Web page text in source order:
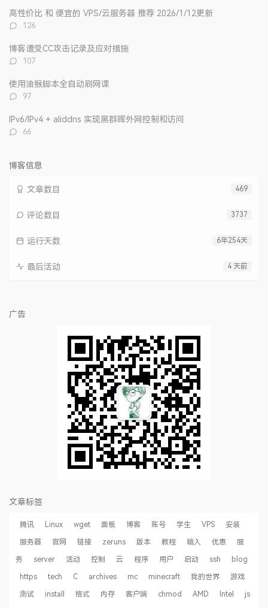
数：
高性价比 和 便宜的 VPS/云服务器 推荐 2026/1/12更新
评
数：
126
博客遭受CC攻击记录及应对措施
评
数：
107
使用油猴脚本全自动刷网课
评
数：
97
IPv6/IPv4 + aliddns 实现黑群晖外网控制和访问
评
66
博客信息
469
文章数目
3737
评论数目
6年254天
运行天数
4 天前
最后活动
广告
文章标签
腾讯 Linux wget 面板 博客 账号 学生 VPS 安装
服务器 官网 链接 zeruns 版本 教程 输入 优惠 服
务 server 活动 控制 云 程序 用户 启动 ssh blog
https tech C archives mc minecraft 我的世界 游戏
测试 install 格式 内存 客户端 chmod AMD Intel js